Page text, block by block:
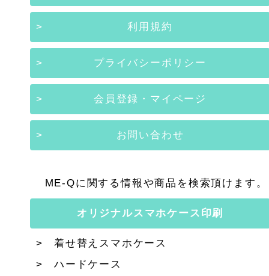
利用規約
プライバシーポリシー
会員登録・マイページ
お問い合わせ
ME-Qに関する情報や商品を検索頂けます。
オリジナルスマホケース印刷
着せ替えスマホケース
ハードケース